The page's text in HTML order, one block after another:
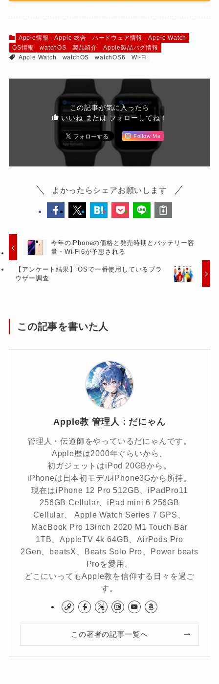
Apple情報 Apple 総合 ハードウェア情報
Apple Watch
OS情報
watchOS 製品紹介
Apple製品バグ情報
Apple Watch
watchOS watchOS6 Wi-Fi
この記事が気に入ったら
いいね または フォローしてね！
Follow Me
よかったらシェアお願いします
今年のiPhoneの価格と発売時期とバッテリー容
量・Wi-Fi6が予想される
【アンケート結果】iOSで一番使用しているブラ
ウザー調査
この記事を書いた人
Apple教 管理人：だにゃん
管理人・伝道師をやっているだにゃんです。
Apple歴は2000年ぐらいから、
初ガジェットはiPod 20GBから。
iPhoneは日本初モデルiPhone3Gから所持。
現在はiPhone 12 Pro 512GB、iPadPro11
256GB Cellular、iPad mini 6 256GB
Cellular、 Apple Watch Series 7 GPS、
MacBook Pro 13inch 2020 M1 Touch Bar
1TB、AppleTV 4k 64GB、AirPods Pro
2Gen、beatsX、Beats Solo Pro、Power beats
Proを愛用。
どこにいってもApple教を信仰する日々を過ご
す。
この著者の記事一覧へ